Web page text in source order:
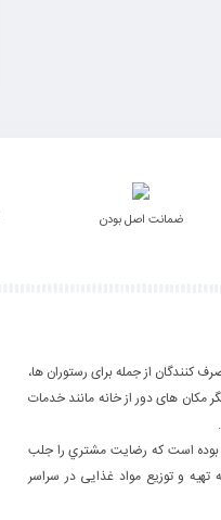
ضمانت اصل بودن
كنندگان از جمله برای رستوران ها،
مکان های دور از خانه مانند خدمات
بوده است كه رضايت مشتري را جلب
و توزيع مواد غذایی در سراسر